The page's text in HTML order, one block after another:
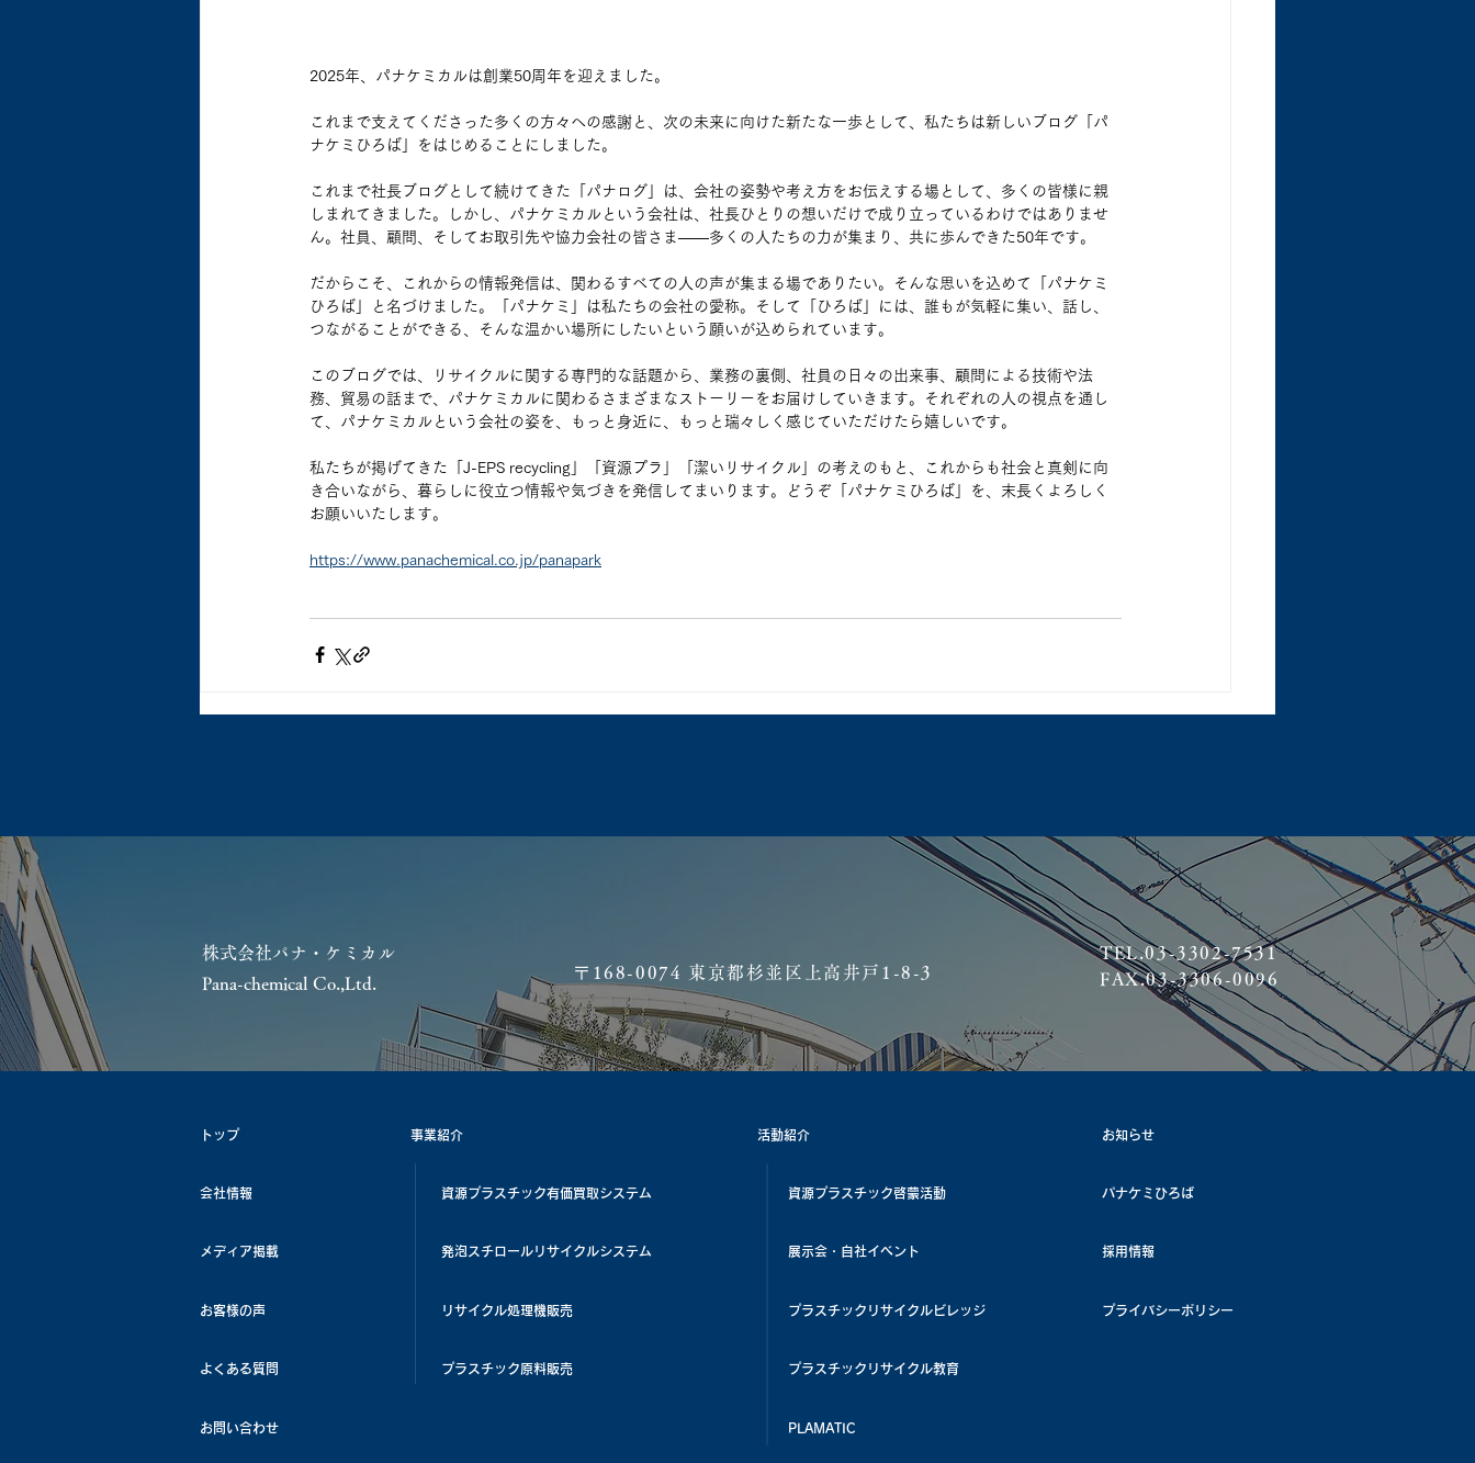
2025年、パナケミカルは創業50周年を迎えました。
これまで支えてくださった多くの方々への感謝と、次の未来に向けた新たな一歩として、私たちは新しいブログ「パ
ナケミひろば」をはじめることにしました。
これまで社長ブログとして続けてきた「パナログ」は、会社の姿勢や考え方をお伝えする場として、多くの皆様に親
しまれてきました。しかし、パナケミカルという会社は、社長ひとりの想いだけで成り立っているわけではありませ
ん。社員、顧問、そしてお取引先や協力会社の皆さま——多くの人たちの力が集まり、共に歩んできた50年です。
だからこそ、これからの情報発信は、関わるすべての人の声が集まる場でありたい。そんな思いを込めて「パナケミ
ひろば」と名づけました。「パナケミ」は私たちの会社の愛称。そして「ひろば」には、誰もが気軽に集い、話し、
つながることができる、そんな温かい場所にしたいという願いが込められています。
このブログでは、リサイクルに関する専門的な話題から、業務の裏側、社員の日々の出来事、顧問による技術や法
務、貿易の話まで、パナケミカルに関わるさまざまなストーリーをお届けしていきます。それぞれの人の視点を通し
て、パナケミカルという会社の姿を、もっと身近に、もっと瑞々しく感じていただけたら嬉しいです。
私たちが掲げてきた「J-EPS recycling」「資源プラ」「潔いリサイクル」の考えのもと、これからも社会と真剣に向
き合いながら、暮らしに役立つ情報や気づきを発信してまいります。どうぞ「パナケミひろば」を、末長くよろしく
お願いいたします。
https://www.panachemical.co.jp/panapark
株式会社パナ・ケミカル
Pana-chemical Co.,Ltd.
​〒168-0074 東京都杉並区上高井戸1-8-3
TEL.03-3302-7531
FAX.03-3306-0096
トップ
会社情報
メディア掲載
事業紹介
資源プラスチック有価買取システム
発泡スチロールリサイクルシステム
活動紹介
資源プラスチック啓蒙活動
展示会・自社イベント
お知らせ
パナケミひろば
採用情報
お客様の声
よくある質問
お問い合わせ
リサイクル処理機販売
プラスチック原料販売
プラスチックリサイクルビレッジ
プラスチックリサイクル教育
PLAMATIC
プライバシーポリシー